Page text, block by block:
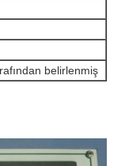
belirlenmiş